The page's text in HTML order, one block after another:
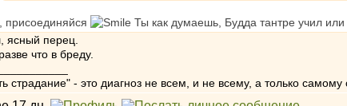
присоединяйся
Ты как думаешь, Будда тантре учил
ясный перец.
что в бреду.
страдание" - это диагноз не всем, и не всему, а только самому